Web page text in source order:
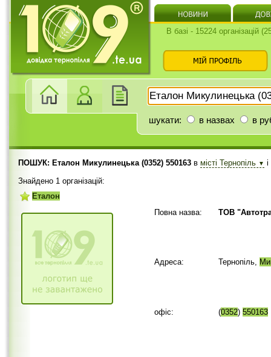
В базі - 15224 організацій
шукати: в назвах в
ПОШУК: Еталон Микулинецька (0352) 550163 в місті Тернопіль ▼ і
Знайдено 1 організацій:
Еталон
Повна назва:
ТОВ
Адреса: Тернопіль,
офіс: (0352) 550163